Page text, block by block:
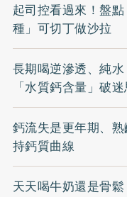
起司控看過來！盤
種」可切丁做沙拉
長期喝逆滲透、純
「水質鈣含量」破
鈣流失是更年期、
持鈣質曲線
天天喝牛奶還是骨